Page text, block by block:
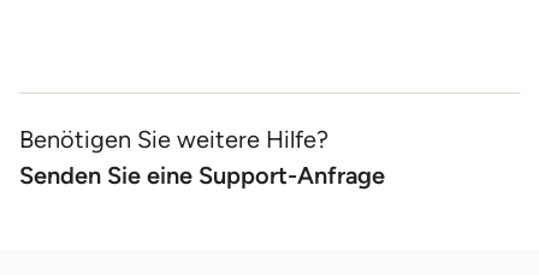
Benötigen Sie weitere Hilfe?
Senden Sie eine Support-Anfrage